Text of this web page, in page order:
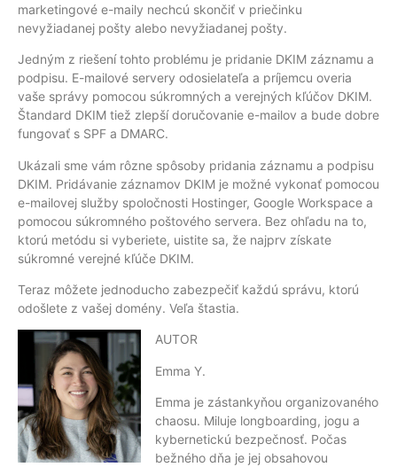
marketingové e-maily nechcú skončiť v priečinku
nevyžiadanej pošty alebo nevyžiadanej pošty.
Jedným z riešení tohto problému je pridanie DKIM záznamu a
podpisu. E-mailové servery odosielateľa a príjemcu overia
vaše správy pomocou súkromných a verejných kľúčov DKIM.
Štandard DKIM tiež zlepší doručovanie e-mailov a bude dobre
fungovať s SPF a DMARC.
Ukázali sme vám rôzne spôsoby pridania záznamu a podpisu
DKIM. Pridávanie záznamov DKIM je možné vykonať pomocou
e-mailovej služby spoločnosti Hostinger, Google Workspace a
pomocou súkromného poštového servera. Bez ohľadu na to,
ktorú metódu si vyberiete, uistite sa, že najprv získate
súkromné ​​​​verejné kľúče DKIM.
Teraz môžete jednoducho zabezpečiť každú správu, ktorú
odošlete z vašej domény. Veľa štastia.
AUTOR
Emma Y.
Emma je zástankyňou organizovaného
chaosu. Miluje longboarding, jogu a
kybernetickú bezpečnosť. Počas
bežného dňa je jej obsahovou